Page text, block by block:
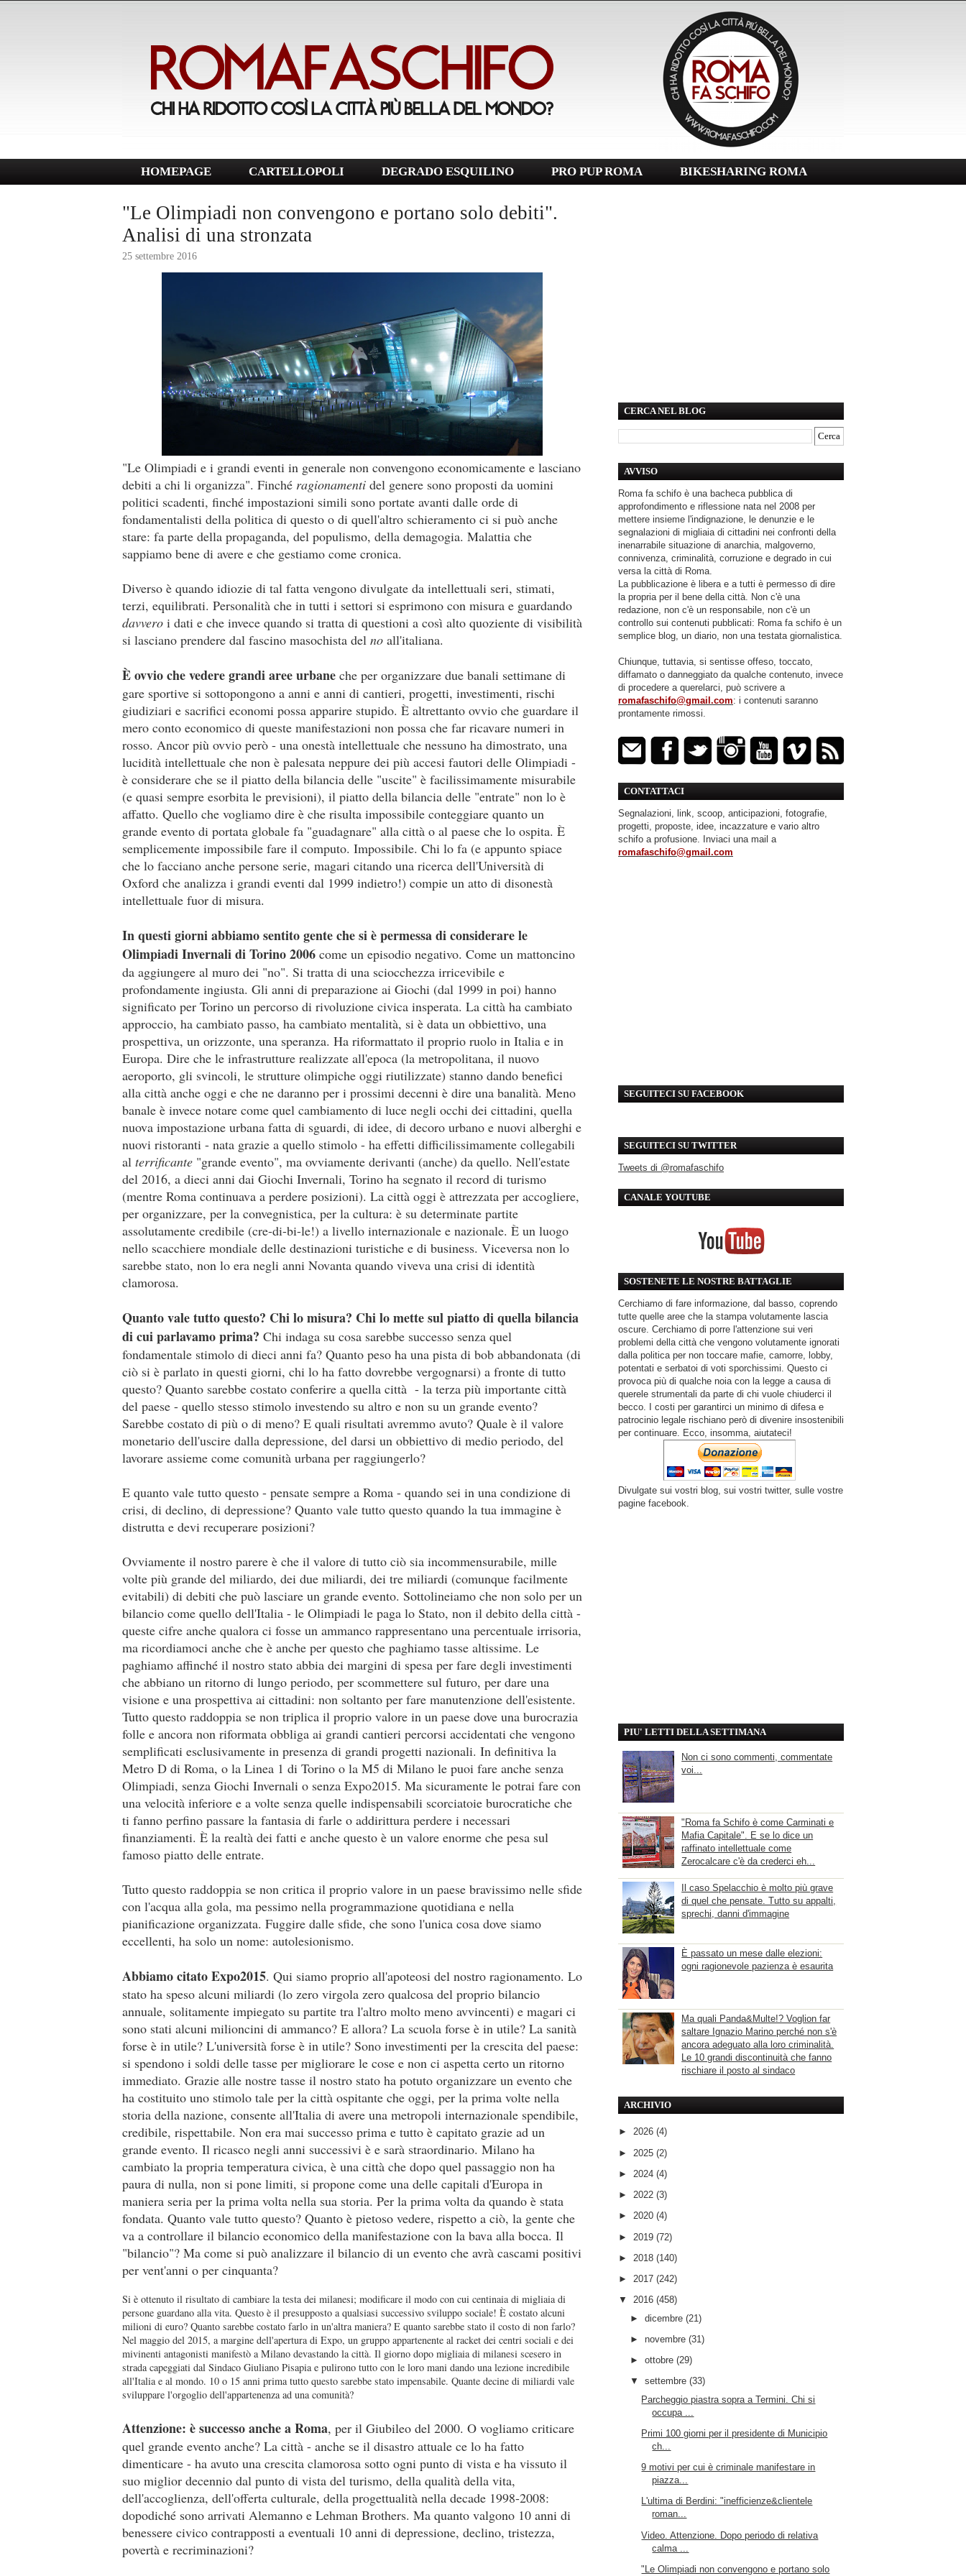
HOMEPAGE CARTELLOPOLI DEGRADO ESQUILINO PRO PUP ROMA BIKESHARING ROMA
"Le Olimpiadi non convengono e portano solo debiti".
Analisi di una stronzata
25 settembre 2016
"Le Olimpiadi e i grandi eventi in generale non convengono economicamente e lasciano
debiti a chi li organizza". Finché ragionamenti del genere sono proposti da uomini
politici scadenti, finché impostazioni simili sono portate avanti dalle orde di
fondamentalisti della politica di questo o di quell'altro schieramento ci si può anche
stare: fa parte della propaganda, del populismo, della demagogia. Malattia che
sappiamo bene di avere e che gestiamo come cronica.
Diverso è quando idiozie di tal fatta vengono divulgate da intellettuali seri, stimati,
terzi, equilibrati. Personalità che in tutti i settori si esprimono con misura e guardando
davvero i dati e che invece quando si tratta di questioni a così alto quoziente di visibilità
si lasciano prendere dal fascino masochista del no all'italiana.
È ovvio che vedere grandi aree urbane che per organizzare due banali settimane di
gare sportive si sottopongono a anni e anni di cantieri, progetti, investimenti, rischi
giudiziari e sacrifici economi possa apparire stupido. È altrettanto ovvio che guardare il
mero conto economico di queste manifestazioni non possa che far ricavare numeri in
rosso. Ancor più ovvio però - una onestà intellettuale che nessuno ha dimostrato, una
lucidità intellettuale che non è palesata neppure dei più accesi fautori delle Olimpiadi -
è considerare che se il piatto della bilancia delle "uscite" è facilissimamente misurabile
(e quasi sempre esorbita le previsioni), il piatto della bilancia delle "entrate" non lo è
affatto. Quello che vogliamo dire è che risulta impossibile conteggiare quanto un
grande evento di portata globale fa "guadagnare" alla città o al paese che lo ospita. È
semplicemente impossibile fare il computo. Impossibile. Chi lo fa (e appunto spiace
che lo facciano anche persone serie, magari citando una ricerca dell'Università di
Oxford che analizza i grandi eventi dal 1999 indietro!) compie un atto di disonestà
intellettuale fuor di misura.
In questi giorni abbiamo sentito gente che si è permessa di considerare le
Olimpiadi Invernali di Torino 2006 come un episodio negativo. Come un mattoncino
da aggiungere al muro dei "no". Si tratta di una sciocchezza irricevibile e
profondamente ingiusta. Gli anni di preparazione ai Giochi (dal 1999 in poi) hanno
significato per Torino un percorso di rivoluzione civica insperata. La città ha cambiato
approccio, ha cambiato passo, ha cambiato mentalità, si è data un obbiettivo, una
prospettiva, un orizzonte, una speranza. Ha riformattato il proprio ruolo in Italia e in
Europa. Dire che le infrastrutture realizzate all'epoca (la metropolitana, il nuovo
aeroporto, gli svincoli, le strutture olimpiche oggi riutilizzate) stanno dando benefici
alla città anche oggi e che ne daranno per i prossimi decenni è dire una banalità. Meno
banale è invece notare come quel cambiamento di luce negli occhi dei cittadini, quella
nuova impostazione urbana fatta di sguardi, di idee, di decoro urbano e nuovi alberghi e
nuovi ristoranti - nata grazie a quello stimolo - ha effetti difficilissimamente collegabili
al terrificante "grande evento", ma ovviamente derivanti (anche) da quello. Nell'estate
del 2016, a dieci anni dai Giochi Invernali, Torino ha segnato il record di turismo
(mentre Roma continuava a perdere posizioni). La città oggi è attrezzata per accogliere,
per organizzare, per la convegnistica, per la cultura: è su determinate partite
assolutamente credibile (cre-di-bi-le!) a livello internazionale e nazionale. È un luogo
nello scacchiere mondiale delle destinazioni turistiche e di business. Viceversa non lo
sarebbe stato, non lo era negli anni Novanta quando viveva una crisi di identità
clamorosa.
Quanto vale tutto questo? Chi lo misura? Chi lo mette sul piatto di quella bilancia
di cui parlavamo prima? Chi indaga su cosa sarebbe successo senza quel
fondamentale stimolo di dieci anni fa? Quanto peso ha una pista di bob abbandonata (di
ciò si è parlato in questi giorni, chi lo ha fatto dovrebbe vergognarsi) a fronte di tutto
questo? Quanto sarebbe costato conferire a quella città - la terza più importante città
del paese - quello stesso stimolo investendo su altro e non su un grande evento?
Sarebbe costato di più o di meno? E quali risultati avremmo avuto? Quale è il valore
monetario dell'uscire dalla depressione, del darsi un obbiettivo di medio periodo, del
lavorare assieme come comunità urbana per raggiungerlo?
E quanto vale tutto questo - pensate sempre a Roma - quando sei in una condizione di
crisi, di declino, di depressione? Quanto vale tutto questo quando la tua immagine è
distrutta e devi recuperare posizioni?
Ovviamente il nostro parere è che il valore di tutto ciò sia incommensurabile, mille
volte più grande del miliardo, dei due miliardi, dei tre miliardi (comunque facilmente
evitabili) di debiti che può lasciare un grande evento. Sottolineiamo che non solo per un
bilancio come quello dell'Italia - le Olimpiadi le paga lo Stato, non il debito della città -
queste cifre anche qualora ci fosse un ammanco rappresentano una percentuale irrisoria,
ma ricordiamoci anche che è anche per questo che paghiamo tasse altissime. Le
paghiamo affinché il nostro stato abbia dei margini di spesa per fare degli investimenti
che abbiano un ritorno di lungo periodo, per scommettere sul futuro, per dare una
visione e una prospettiva ai cittadini: non soltanto per fare manutenzione dell'esistente.
Tutto questo raddoppia se non triplica il proprio valore in un paese dove una burocrazia
folle e ancora non riformata obbliga ai grandi cantieri percorsi accidentati che vengono
semplificati esclusivamente in presenza di grandi progetti nazionali. In definitiva la
Metro D di Roma, o la Linea 1 di Torino o la M5 di Milano le puoi fare anche senza
Olimpiadi, senza Giochi Invernali o senza Expo2015. Ma sicuramente le potrai fare con
una velocità inferiore e a volte senza quelle indispensabili scorciatoie burocratiche che
ti fanno perfino passare la fantasia di farle o addirittura perdere i necessari
finanziamenti. È la realtà dei fatti e anche questo è un valore enorme che pesa sul
famoso piatto delle entrate.
Tutto questo raddoppia se non critica il proprio valore in un paese bravissimo nelle sfide
con l'acqua alla gola, ma pessimo nella programmazione quotidiana e nella
pianificazione organizzata. Fuggire dalle sfide, che sono l'unica cosa dove siamo
eccellenti, ha solo un nome: autolesionismo.
Abbiamo citato Expo2015. Qui siamo proprio all'apoteosi del nostro ragionamento. Lo
stato ha speso alcuni miliardi (lo zero virgola zero qualcosa del proprio bilancio
annuale, solitamente impiegato su partite tra l'altro molto meno avvincenti) e magari ci
sono stati alcuni milioncini di ammanco? E allora? La scuola forse è in utile? La sanità
forse è in utile? L'università forse è in utile? Sono investimenti per la crescita del paese:
si spendono i soldi delle tasse per migliorare le cose e non ci aspetta certo un ritorno
immediato. Grazie alle nostre tasse il nostro stato ha potuto organizzare un evento che
ha costituito uno stimolo tale per la città ospitante che oggi, per la prima volte nella
storia della nazione, consente all'Italia di avere una metropoli internazionale spendibile,
credibile, rispettabile. Non era mai successo prima e tutto è capitato grazie ad un
grande evento. Il ricasco negli anni successivi è e sarà straordinario. Milano ha
cambiato la propria temperatura civica, è una città che dopo quel passaggio non ha
paura di nulla, non si pone limiti, si propone come una delle capitali d'Europa in
maniera seria per la prima volta nella sua storia. Per la prima volta da quando è stata
fondata. Quanto vale tutto questo? Quanto è pietoso vedere, rispetto a ciò, la gente che
va a controllare il bilancio economico della manifestazione con la bava alla bocca. Il
"bilancio"? Ma come si può analizzare il bilancio di un evento che avrà cascami positivi
per vent'anni o per cinquanta?
Si è ottenuto il risultato di cambiare la testa dei milanesi; modificare il modo con cui centinaia di migliaia di
persone guardano alla vita. Questo è il presupposto a qualsiasi successivo sviluppo sociale! È costato alcuni
milioni di euro? Quanto sarebbe costato farlo in un'altra maniera? E quanto sarebbe stato il costo di non farlo?
Nel maggio del 2015, a margine dell'apertura di Expo, un gruppo appartenente al racket dei centri sociali e dei
mivinenti antagonisti manifestò a Milano devastando la città. Il giorno dopo migliaia di milanesi scesero in
strada capeggiati dal Sindaco Giuliano Pisapia e pulirono tutto con le loro mani dando una lezione incredibile
all'Italia e al mondo. 10 o 15 anni prima tutto questo sarebbe stato impensabile. Quante decine di miliardi vale
sviluppare l'orgoglio dell'appartenenza ad una comunità?
Attenzione: è successo anche a Roma, per il Giubileo del 2000. O vogliamo criticare
quel grande evento anche? La città - anche se il disastro attuale ce lo ha fatto
dimenticare - ha avuto una crescita clamorosa sotto ogni punto di vista e ha vissuto il
suo miglior decennio dal punto di vista del turismo, della qualità della vita,
dell'accoglienza, dell'offerta culturale, della progettualità nella decade 1998-2008:
dopodiché sono arrivati Alemanno e Lehman Brothers. Ma quanto valgono 10 anni di
benessere civico contrapposti a eventuali 10 anni di depressione, declino, tristezza,
povertà e recriminazioni?
CERCA NEL BLOG
AVVISO
Roma fa schifo è una bacheca pubblica di
approfondimento e riflessione nata nel 2008 per
mettere insieme l'indignazione, le denunzie e le
segnalazioni di migliaia di cittadini nei confronti della
inenarrabile situazione di anarchia, malgoverno,
connivenza, criminalità, corruzione e degrado in cui
versa la città di Roma.
La pubblicazione è libera e a tutti è permesso di dire
la propria per il bene della città. Non c'è una
redazione, non c'è un responsabile, non c'è un
controllo sui contenuti pubblicati: Roma fa schifo è un
semplice blog, un diario, non una testata giornalistica.
Chiunque, tuttavia, si sentisse offeso, toccato,
diffamato o danneggiato da qualche contenuto, invece
di procedere a querelarci, può scrivere a
romafaschifo@gmail.com: i contenuti saranno
prontamente rimossi.
CONTATTACI
Segnalazioni, link, scoop, anticipazioni, fotografie,
progetti, proposte, idee, incazzature e vario altro
schifo a profusione. Inviaci una mail a
romafaschifo@gmail.com
SEGUITECI SU FACEBOOK
SEGUITECI SU TWITTER
Tweets di @romafaschifo
CANALE YOUTUBE
SOSTENETE LE NOSTRE BATTAGLIE
Cerchiamo di fare informazione, dal basso, coprendo
tutte quelle aree che la stampa volutamente lascia
oscure. Cerchiamo di porre l'attenzione sui veri
problemi della città che vengono volutamente ignorati
dalla politica per non toccare mafie, camorre, lobby,
potentati e serbatoi di voti sporchissimi. Questo ci
provoca più di qualche noia con la legge a causa di
querele strumentali da parte di chi vuole chiuderci il
becco. I costi per garantirci un minimo di difesa e
patrocinio legale rischiano però di divenire insostenibili
per continuare. Ecco, insomma, aiutateci!
Divulgate sui vostri blog, sui vostri twitter, sulle vostre
pagine facebook.
PIU' LETTI DELLA SETTIMANA
Non ci sono commenti, commentate
voi...
"Roma fa Schifo è come Carminati e
Mafia Capitale". E se lo dice un
raffinato intellettuale come
Zerocalcare c'è da crederci eh...
Il caso Spelacchio è molto più grave
di quel che pensate. Tutto su appalti,
sprechi, danni d'immagine
È passato un mese dalle elezioni:
ogni ragionevole pazienza è esaurita
Ma quali Panda&Multe!? Voglion far
saltare Ignazio Marino perché non s'è
ancora adeguato alla loro criminalità.
Le 10 grandi discontinuità che fanno
rischiare il posto al sindaco
ARCHIVIO
► 2026 (4)
► 2025 (2)
► 2024 (4)
► 2022 (3)
► 2020 (4)
► 2019 (72)
► 2018 (140)
► 2017 (242)
▼ 2016 (458)
► dicembre (21)
► novembre (31)
► ottobre (29)
▼ settembre (33)
Parcheggio piastra sopra a Termini. Chi si
occupa ...
Primi 100 giorni per il presidente di Municipio
ch...
9 motivi per cui è criminale manifestare in
piazza...
L'ultima di Berdini: "inefficienze&clientele
roman...
Video. Attenzione. Dopo periodo di relativa
calma ...
"Le Olimpiadi non convengono e portano solo